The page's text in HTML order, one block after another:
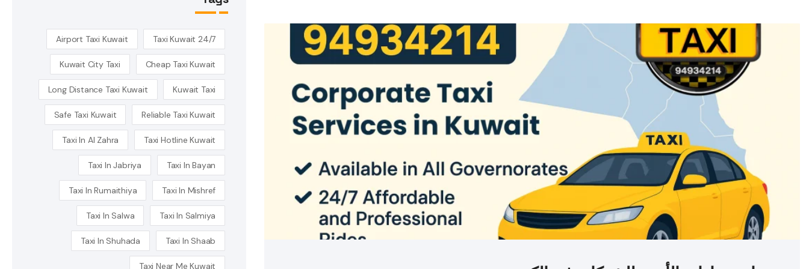
24/7 Taxi Kuwait
Airport Taxi Kuwait
Cheap Taxi Kuwait
Kuwait City Taxi
Kuwait Taxi
Long Distance Taxi Kuwait
Reliable Taxi Kuwait
Safe Taxi Kuwait
Taxi Hotline Kuwait
Taxi In Al Zahra
Taxi In Bayan
Taxi In Jabriya
Taxi In Mishref
Taxi In Rumaithiya
Taxi In Salmiya
Taxi In Salwa
Taxi In Shaab
Taxi In Shuhada
Taxi Near Me Kuwait